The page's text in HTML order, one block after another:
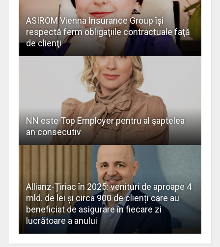
ASIROM Vienna Insurance Group îşi
respectă ferm obligaţiile contractuale faţă
de clienţi
NN este Top Employer pentru al șaptelea
an consecutiv
Allianz-Țiriac în 2025: venituri de aproape 4
mld. de lei și circa 900 de clienți care au
beneficiat de asigurare în fiecare zi
lucrătoare a anului